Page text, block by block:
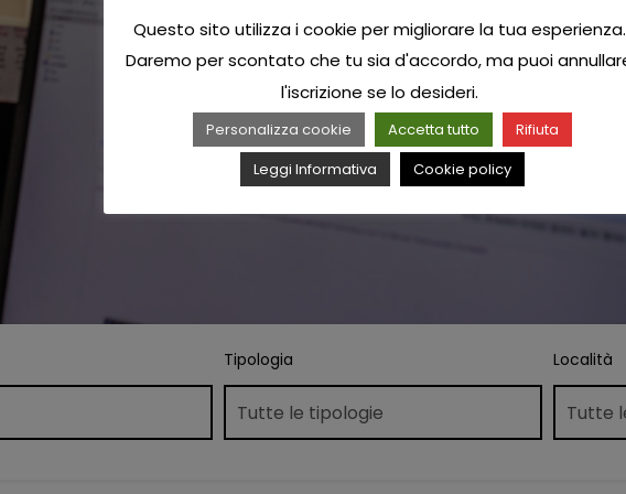
Tipologia Località
Questo sito utilizza i cookie per migliorare la tua esperienza.
Daremo per scontato che tu sia d'accordo, ma puoi
l'iscrizione se lo desideri.
Personalizza cookie Accetta tutto
Rifiuta
Leggi Informativa
Cookie policy